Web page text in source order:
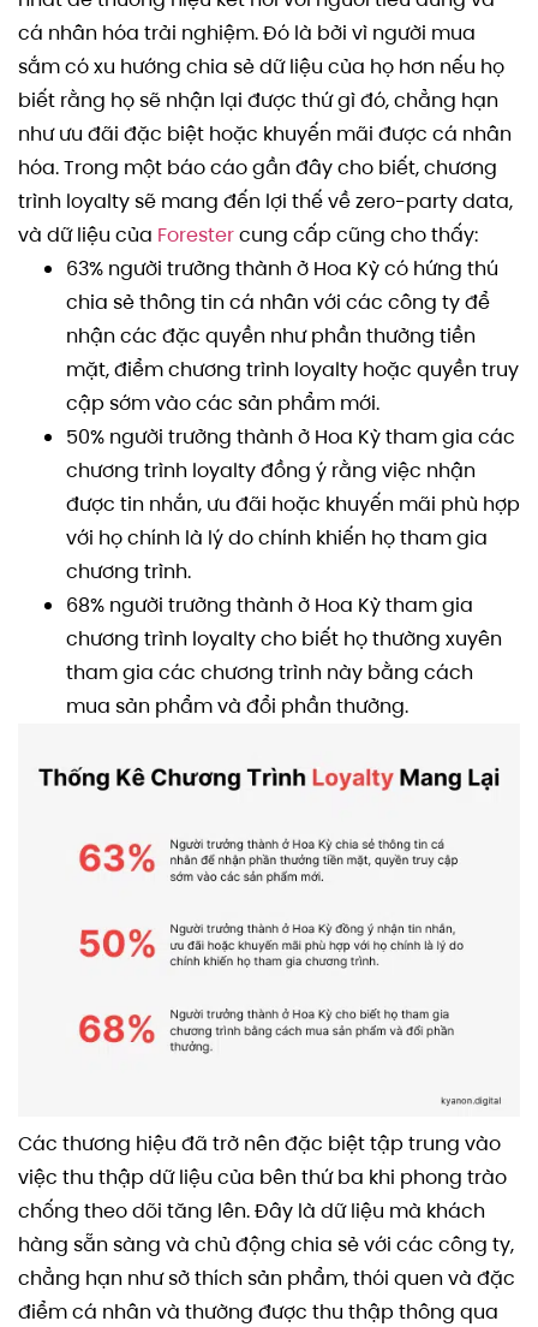
cá nhân hóa trải nghiệm. Đó là bởi vì người mua
sắm có xu hướng chia sẻ dữ liệu của họ hơn nếu họ
biết rằng họ sẽ nhận lại được thứ gì đó, chẳng hạn
như ưu đãi đặc biệt hoặc khuyến mãi được cá nhân
hóa. Trong một báo cáo gần đây cho biết, chương
trình loyalty sẽ mang đến lợi thế về zero-party data,
và dữ liệu của Forestercung cấp cũng cho thấy:
63% người trưởng thành ở Hoa Kỳ có hứng thú
chia sẻ thông tin cá nhân với các công ty để
nhận các đặc quyền như phần thưởng tiền
mặt, điểm chương trình loyalty hoặc quyền truy
cập sớm vào các sản phẩm mới.
50% người trưởng thành ở Hoa Kỳ tham gia các
chương trình loyalty đồng ý rằng việc nhận
được tin nhắn, ưu đãi hoặc khuyến mãi phù hợp
với họ chính là lý do chính khiến họ tham gia
chương trình.
68% người trưởng thành ở Hoa Kỳ tham gia
chương trình loyalty cho biết họ thường xuyên
tham gia các chương trình này bằng cách
mua sản phẩm và đổi phần thưởng.
Các thương hiệu đã trở nên đặc biệt tập trung vào
việc thu thập dữ liệu của bên thứ ba khi phong trào
chống theo dõi tăng lên. Đây là dữ liệu mà khách
hàng sẵn sàng và chủ động chia sẻ với các công ty,
chẳng hạn như sở thích sản phẩm, thói quen và đặc
điểm cá nhân và thường được thu thập thông qua